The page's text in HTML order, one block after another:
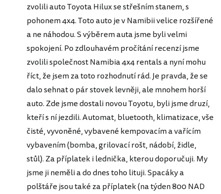
zvolili auto Toyota Hilux se střešním stanem, s
pohonem 4x4. Toto auto je v Namibii velice rozšířené
a ne náhodou. S výběrem auta jsme byli velmi
spokojení. Po zdlouhavém pročítání recenzí jsme
zvolili společnost Namibia 4x4 rentals a nyní mohu
říct, že jsem za toto rozhodnutí rád. Je pravda, že se
dalo sehnat o pár stovek levněji, ale mnohem horší
auto. Zde jsme dostali novou Toyotu, byli jsme druzí,
kteří s ní jezdili. Automat, bluetooth, klimatizace, vše
čisté, vyvoněné, vybavené kempovacím a vařícím
vybavením (bomba, grilovací rošt, nádobí, židle,
stůl). Za příplatek i lednička, kterou doporučuji. My
jsme ji neměli a do dnes toho lituji. Spacáky a
polštáře jsou také za příplatek (na týden 800 NAD